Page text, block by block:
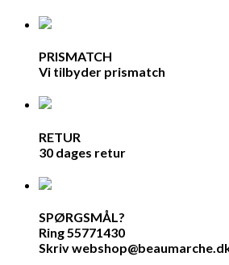
PRISMATCH
Vi tilbyder prismatch
RETUR
30 dages retur
SPØRGSMÅL?
Ring 55771430
Skriv